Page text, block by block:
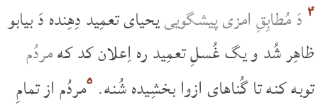
۴ دَ مُطابِقِ امزی پیشگویییحیای تعمِید دِهِنده دَ بیابو
ظاهِر شُد و یگ غُسلِ تعمِید ره اِعلان کد کهمردُم
توبه کنه تا گُناهای ازوا بخشِیده شُنه. ۵مردُم از تمامِ